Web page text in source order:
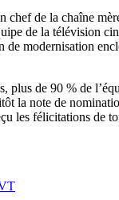
chef de la chaîne
de la télévision
de modernisation
plus de 90 % de
la note de
les félicitations de